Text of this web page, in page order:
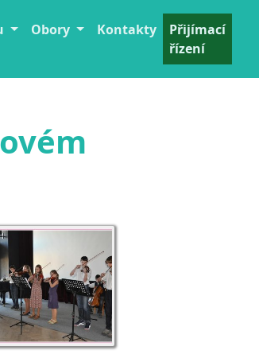
Obory Kontakty
Přijímací
řízení